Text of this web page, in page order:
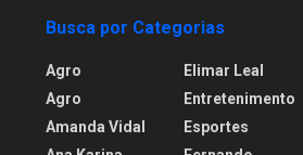
Busca por Categorias
Agro
Agro
Amanda Vidal
Elimar Leal
Entretenimento
Esportes